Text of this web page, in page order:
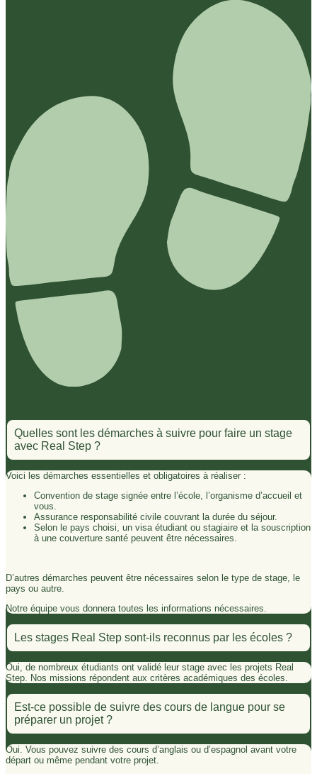
Quelles sont les démarches à suivre pour faire un stage
avec Real Step ?
Voici les démarches essentielles et obligatoires à réaliser :
Convention de stage signée entre l’école, l’organisme d’accueil et
vous.
Assurance responsabilité civile couvrant la durée du séjour.
Selon le pays choisi, un visa étudiant ou stagiaire et la souscription
à une couverture santé peuvent être nécessaires.
D’autres démarches peuvent être nécessaires selon le type de stage, le
pays ou autre.
Notre équipe vous donnera toutes les informations nécessaires.
Les stages Real Step sont-ils reconnus par les écoles ?
Oui, de nombreux étudiants ont validé leur stage avec les projets Real
Step. Nos missions répondent aux critères académiques des écoles.
Est-ce possible de suivre des cours de langue pour se
préparer un projet ?
Oui. Vous pouvez suivre des cours d’anglais ou d’espagnol avant votre
départ ou même pendant votre projet.